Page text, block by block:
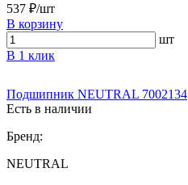
537 ₽/шт
В корзину
шт
В 1 клик
Подшипник NEUTRAL 7002134
Есть в наличии
Бренд:
NEUTRAL